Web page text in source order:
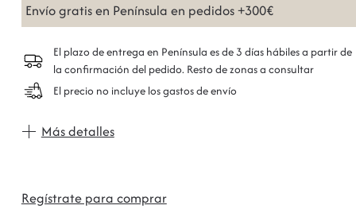
Envío gratis en Península en pedidos +300€
El plazo de entrega en Península es de 3 días hábiles a partir de
la confirmación del pedido. Resto de zonas a consultar
El precio no incluye los gastos de envío
Más detalles
Regístrate para comprar